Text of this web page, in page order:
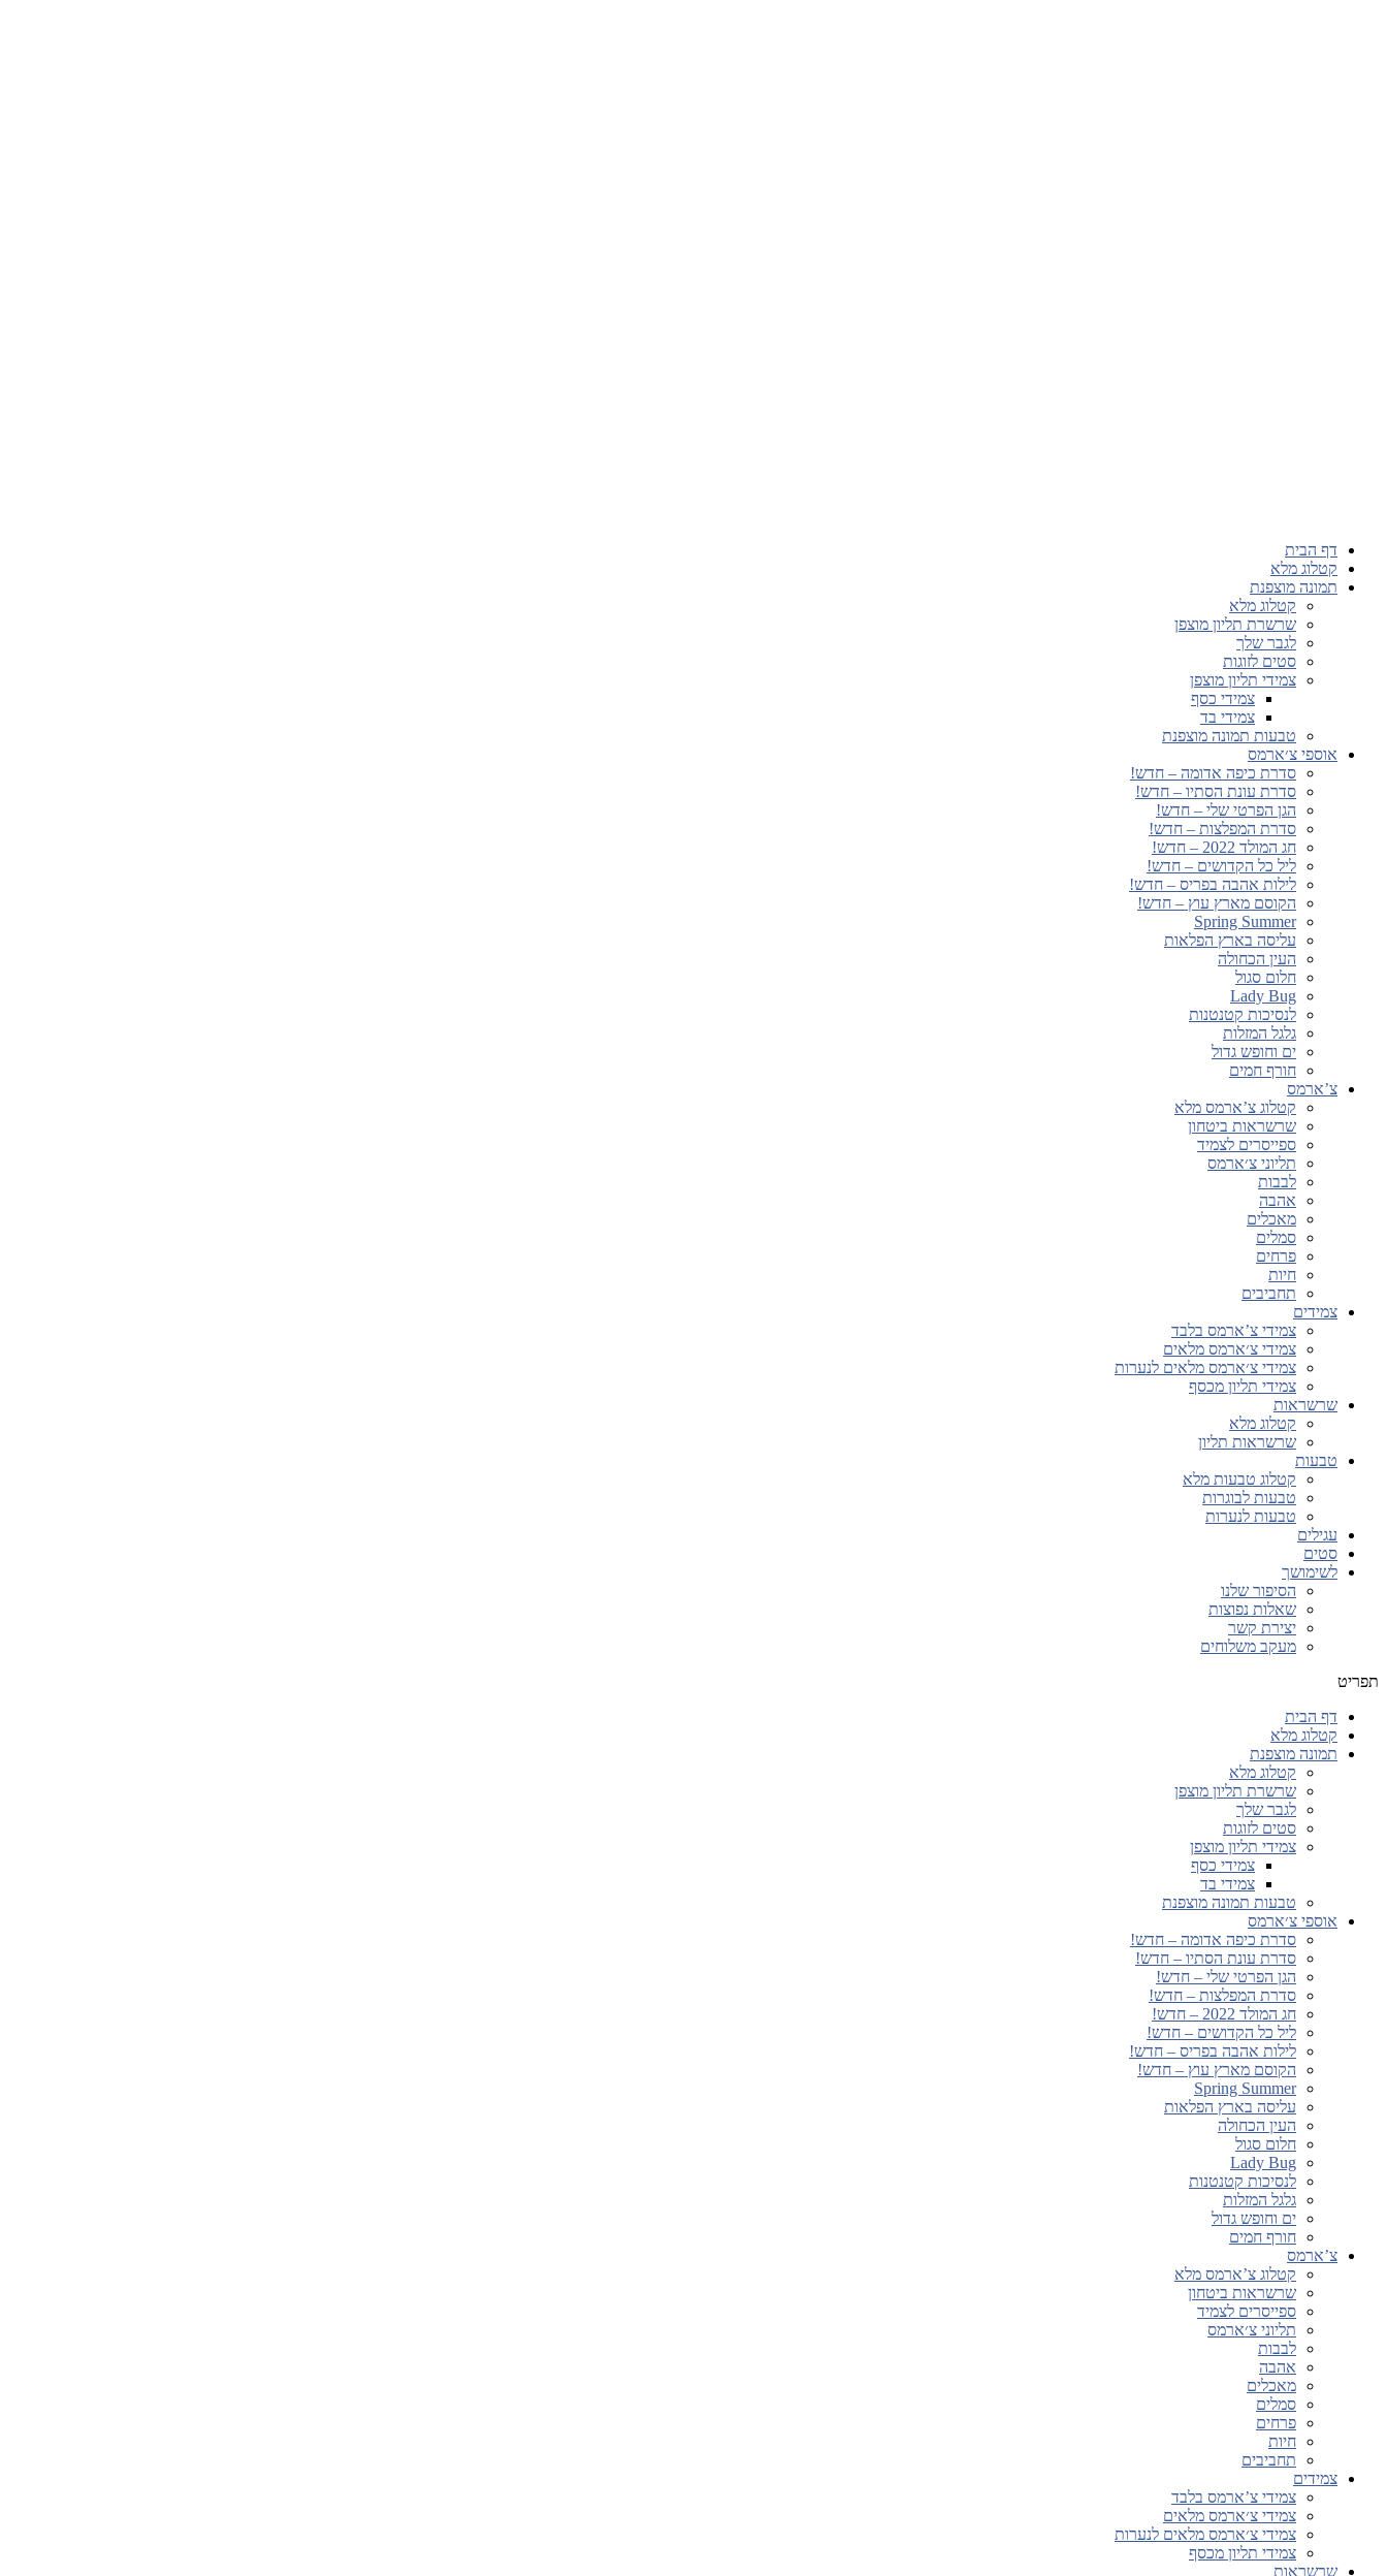
דף הבית
קטלוג מלא
תמונה מוצפנת
קטלוג מלא
שרשרת תליון מוצפן
לגבר שלך
סטים לזוגות
צמידי תליון מוצפן
צמידי כסף
צמידי בד
טבעות תמונה מוצפנת
אוספי צ׳ארמס
סדרת כיפה אדומה – חדש!
סדרת עונת הסתיו – חדש!
הגן הפרטי שלי – חדש!
סדרת המפלצות – חדש!
חג המולד 2022 – חדש!
ליל כל הקדושים – חדש!
לילות אהבה בפריס – חדש!
הקוסם מארץ עוץ – חדש!
Spring Summer
עליסה בארץ הפלאות
העין הכחולה
חלום סגול
Lady Bug
לנסיכות קטנטנות
גלגל המזלות
ים וחופש גדול
חורף חמים
צ’ארמס
קטלוג צ’ארמס מלא
שרשראות ביטחון
ספייסרים לצמיד
תליוני צ׳ארמס
לבבות
אהבה
מאכלים
סמלים
פרחים
חיות
תחביבים
צמידים
צמידי צ’ארמס בלבד
צמידי צ׳ארמס מלאים
צמידי צ׳ארמס מלאים לנערות
צמידי תליון מכסף
שרשראות
קטלוג מלא
שרשראות תליון
טבעות
קטלוג טבעות מלא
טבעות לבוגרות
טבעות לנערות
עגילים
סטים
לשימושך
הסיפור שלנו
שאלות נפוצות
יצירת קשר
מעקב משלוחים
תפריט
דף הבית
קטלוג מלא
תמונה מוצפנת
קטלוג מלא
שרשרת תליון מוצפן
לגבר שלך
סטים לזוגות
צמידי תליון מוצפן
צמידי כסף
צמידי בד
טבעות תמונה מוצפנת
אוספי צ׳ארמס
סדרת כיפה אדומה – חדש!
סדרת עונת הסתיו – חדש!
הגן הפרטי שלי – חדש!
סדרת המפלצות – חדש!
חג המולד 2022 – חדש!
ליל כל הקדושים – חדש!
לילות אהבה בפריס – חדש!
הקוסם מארץ עוץ – חדש!
Spring Summer
עליסה בארץ הפלאות
העין הכחולה
חלום סגול
Lady Bug
לנסיכות קטנטנות
גלגל המזלות
ים וחופש גדול
חורף חמים
צ’ארמס
קטלוג צ’ארמס מלא
שרשראות ביטחון
ספייסרים לצמיד
תליוני צ׳ארמס
לבבות
אהבה
מאכלים
סמלים
פרחים
חיות
תחביבים
צמידים
צמידי צ’ארמס בלבד
צמידי צ׳ארמס מלאים
צמידי צ׳ארמס מלאים לנערות
צמידי תליון מכסף
שרשראות